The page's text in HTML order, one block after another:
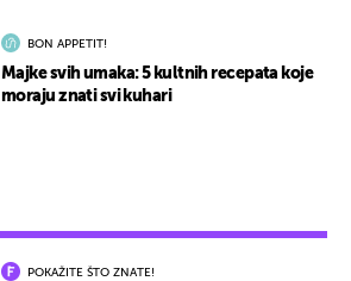
POKAŽITE ŠTO ZNATE!
BON APPETIT!
Majke svih umaka: 5 kultnih recepata koje
moraju znati svi kuhari